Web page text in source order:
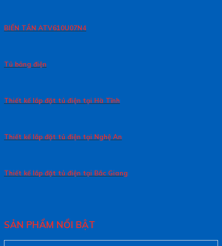
BIẾN TẦN ATV610U07N4
Tủ bảng điện
Thiết kế lắp đặt tủ điện tại Hà Tĩnh
Thiết kế lắp đặt tủ điện tại Nghệ An
Thiết kế lắp đặt tủ điện tại Bắc Giang
SẢN PHẨM NỔI BẬT